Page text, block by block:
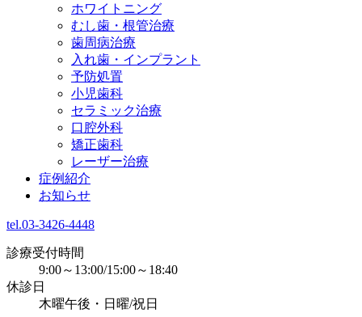
ホワイトニング
むし歯・根管治療
歯周病治療
入れ歯・インプラント
予防処置
小児歯科
セラミック治療
口腔外科
矯正歯科
レーザー治療
症例紹介
お知らせ
tel.03-3426-4448
診療受付時間
9:00～13:00/15:00～18:40
休診日
木曜午後・日曜/祝日